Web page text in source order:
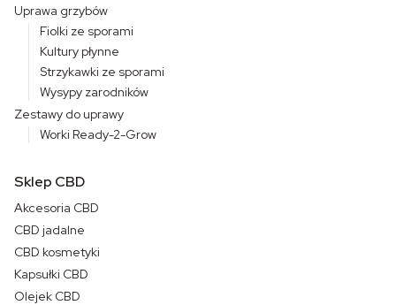
Uprawa grzybów
Fiolki ze sporami
Kultury płynne
Strzykawki ze sporami
Wysypy zarodników
Zestawy do uprawy
Worki Ready-2-Grow
Sklep CBD
Akcesoria CBD
CBD jadalne
CBD kosmetyki
Kapsułki CBD
Olejek CBD